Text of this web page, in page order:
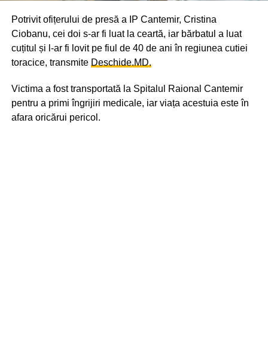
Potrivit ofițerului de presă a IP Cantemir, Cristina
Ciobanu, cei doi s-ar fi luat la ceartă, iar bărbatul a luat
cuțitul și l-ar fi lovit pe fiul de 40 de ani în regiunea cutiei
toracice, transmite Deschide.MD.
Victima a fost transportată la Spitalul Raional Cantemir
pentru a primi îngrijiri medicale, iar viața acestuia este în
afara oricărui pericol.